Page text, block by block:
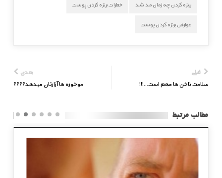
برنزه کردن چه زمان مد شد خطرات برنزه کردن پوست
عوارض برنزه کردن پوست
قبلی
سلامت ناخن ها مهم است…!!!
بعدی
موخوره ها آزارتان میدهد؟؟؟؟
مطالب مرتبط